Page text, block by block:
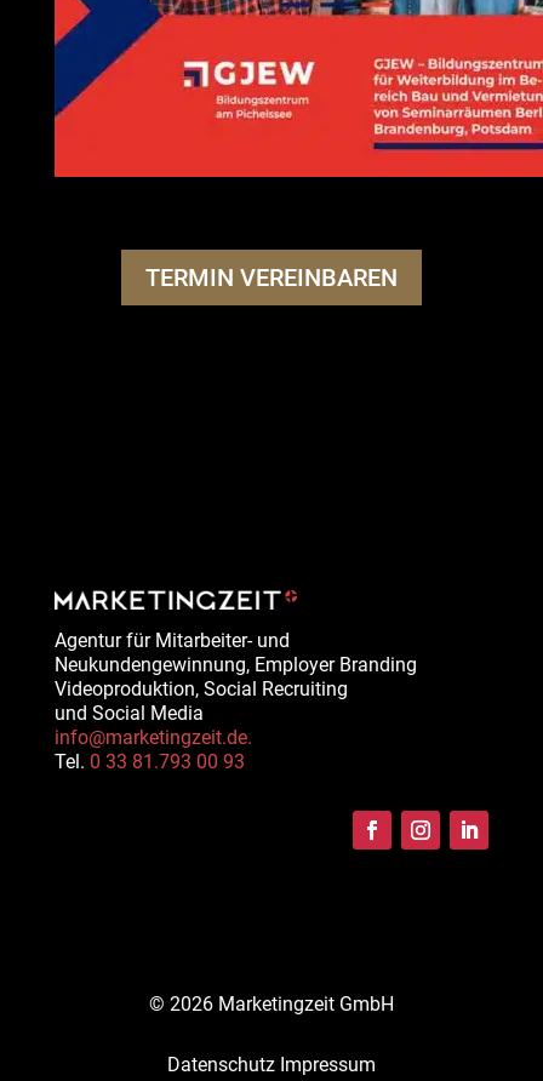
TERMIN VEREINBAREN
Agentur für Mitarbeiter- und
Neukundengewinnung, Employer Branding
Videoproduktion, Social Recruiting
und Social Media
info@marketingzeit.de.
Tel. 0 33 81.793 00 93
© 2026 Marketingzeit GmbH
Datenschutz Impressum